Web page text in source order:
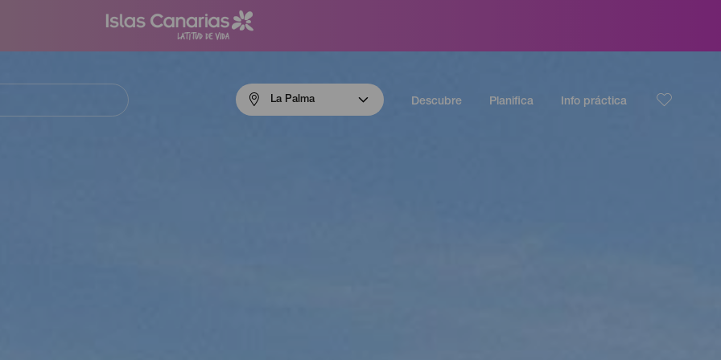
La Palma Descubre Planifica Info práctica